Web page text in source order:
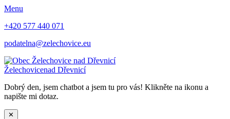
Menu
+420 577 440 071
podatelna@zelechovice.eu
Želechovicenad Dřevnicí
Dobrý den, jsem chatbot a jsem tu pro vás! Klikněte na ikonu a
napište mi dotaz.
✕